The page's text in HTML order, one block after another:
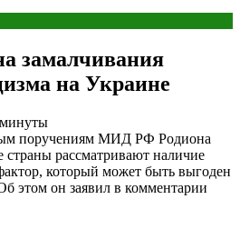
замалчивания
на Украине
поручениям МИД РФ Родиона
рассматривают наличие
который может быть выгоден
этом он заявил в комментарии